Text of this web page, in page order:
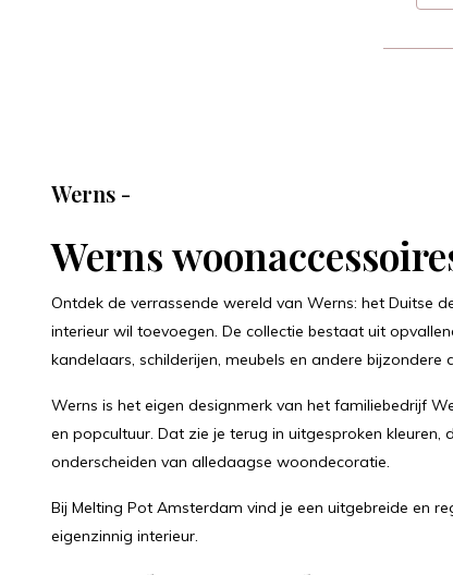
Werns -
Werns
Ontdek de verrassende wereld van Werns: het Duitse
interieur wil toevoegen. De collectie bestaat uit
kandelaars, schilderijen, meubels en andere bijzondere
Werns is het eigen designmerk van het familiebedrijf
en popcultuur. Dat zie je terug in uitgesproken
onderscheiden van alledaagse woondecoratie.
Bij Melting Pot Amsterdam vind je een uitgebreide en
eigenzinnig interieur.